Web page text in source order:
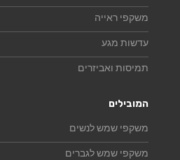
משקפי ראייה
עדשות מגע
תמיסות ואביזרים
המובילים
משקפי שמש לנשים
משקפי שמש לגברים